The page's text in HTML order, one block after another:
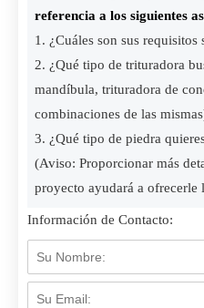
referencia a los siguientes
1. ¿Cuáles son sus
2. ¿Qué tipo de trituradora
mandíbula, trituradora de
combinaciones de las
3. ¿Qué tipo de piedra
(Aviso: Proporcionar más
proyecto ayudará a ofrecerle
Información de Contacto: